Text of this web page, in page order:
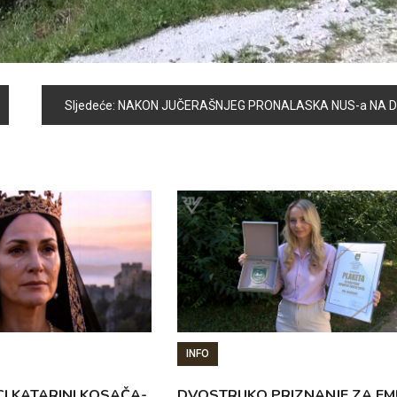
Sljedeće: NAKON JUČERAŠNJEG PRONALASKA NUS-a NA DJEČIJEM IGRALIŠTU, IZ OPĆINSKOG ŠTABA CIVILNE ZAŠTITE JOŠ JEDNOM GRAĐANE POZIVAJU NA OPREZ I ODGOVORNOST
INFO